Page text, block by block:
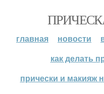
главная новости
как делать
прически и макияж